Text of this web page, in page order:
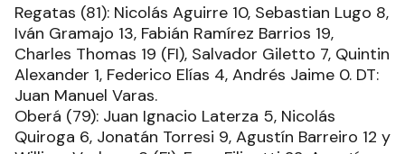
Regatas (81): Nicolás Aguirre 10, Sebastian Lugo 8,
Iván Gramajo 13, Fabián Ramírez Barrios 19,
Charles Thomas 19 (FI), Salvador Giletto 7, Quintin
Alexander 1, Federico Elías 4, Andrés Jaime 0. DT:
Juan Manuel Varas.
Oberá (79): Juan Ignacio Laterza 5, Nicolás
Quiroga 6, Jonatán Torresi 9, Agustín Barreiro 12 y